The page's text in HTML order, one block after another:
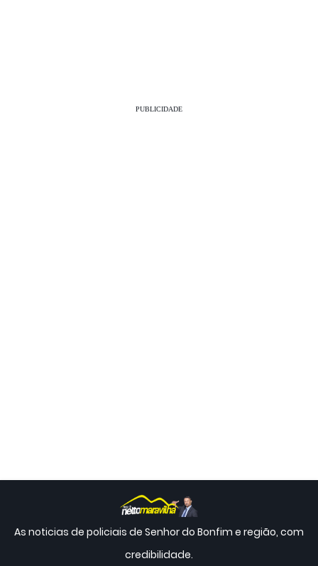
PUBLICIDADE
As noticias de policiais de Senhor do Bonfim e região, com
credibilidade.